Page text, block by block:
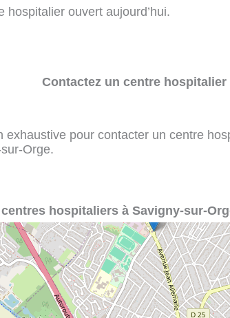
hospitalier ouvert aujourd’hui.
Contactez un centre
exhaustive pour contacter un centre
Orge.
centres hospitaliers à Savigny-sur-